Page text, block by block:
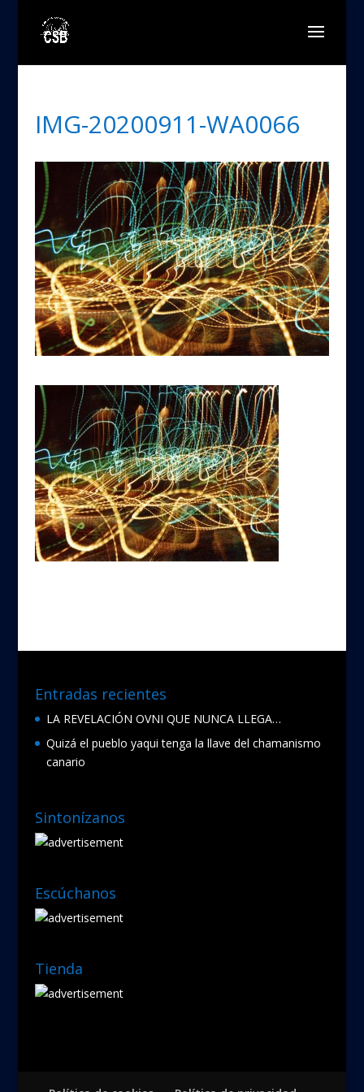
IMG-20200911-WA0066
Entradas recientes
LA REVELACIÓN OVNI QUE NUNCA LLEGA…
Quizá el pueblo yaqui tenga la llave del chamanismo
canario
Sintonízanos
Escúchanos
Tienda